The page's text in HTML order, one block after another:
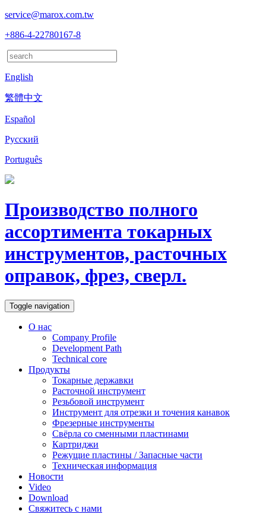
service@marox.com.tw
+886-4-22780167-8
English
繁體中文
Español
Русский
Português
Производство полного
ассортимента токарных
инструментов, расточных
оправок, фрез, сверл.
Toggle navigation
О нас
Company Profile
Development Path
Technical core
Продукты
Токарные державки
Расточной инструмент
Резьбовой инструмент
Инструмент для отрезки и точения канавок
Фрезерные инструменты
Свёрла со сменными пластинами
Картриджи
Режущие пластины / Запасные части
Техническая информация
Новости
Video
Download
Свяжитесь с нами